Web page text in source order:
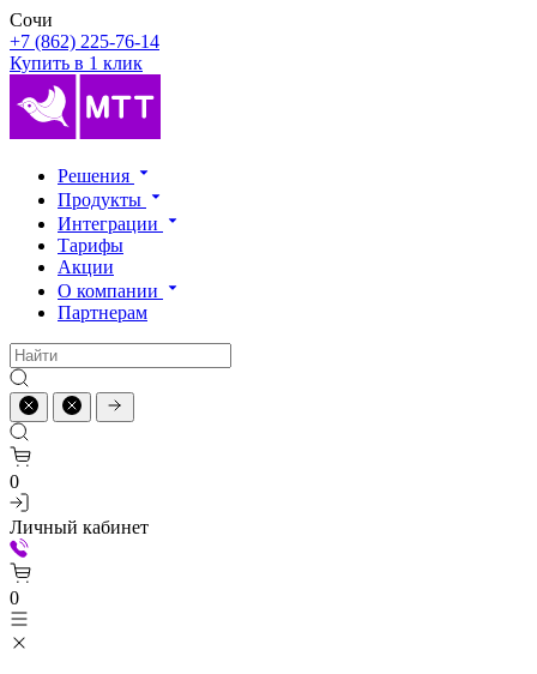
Сочи
+7 (862) 225-76-14
Купить в 1 клик
Решения
Продукты
Интеграции
Тарифы
Акции
О компании
Партнерам
0
Личный кабинет
0